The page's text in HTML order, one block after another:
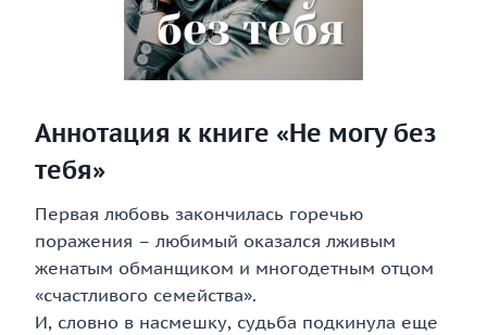
Аннотация к книге «Не могу без
тебя»
Первая любовь закончилась горечью
поражения – любимый оказался лживым
женатым обманщиком и многодетным отцом
«счастливого семейства».
И, словно в насмешку, судьба подкинула еще